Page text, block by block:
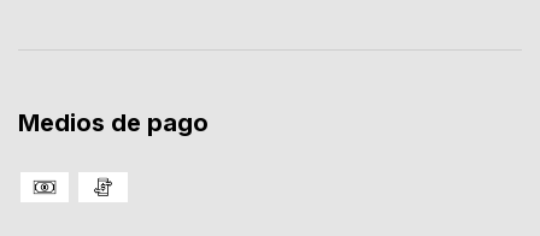
Medios de pago